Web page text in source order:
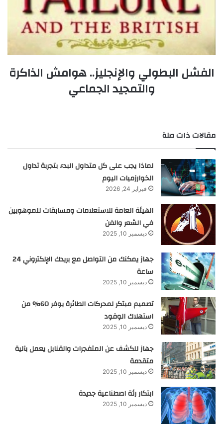
الفشل البطولي والإنجليز.. هوامش الذاكرة
والتمجيد الجماعي
مقالات ذات صلة
لماذا يجب على كل متداول البدء بتجربة تداول
الخوارزميات اليوم
فبراير 24, 2026
الهيئة العامة للاستعلامات ومسابقات للموهوبين
في الشعر والفن
ديسمبر 10, 2025
جهاز يمكنك من التواصل مع بريدك الإلكتروني 24
ساعة
ديسمبر 10, 2025
تصميم مبتكر لمحركات الطائرة يوفر 60% من
استهلاك الوقود
ديسمبر 10, 2025
جهاز للكشف عن المتفجرات والقنابل يعمل بآلية
متقدمة
ديسمبر 10, 2025
ابتكار رئة اصطناعية جديدة
ديسمبر 10, 2025